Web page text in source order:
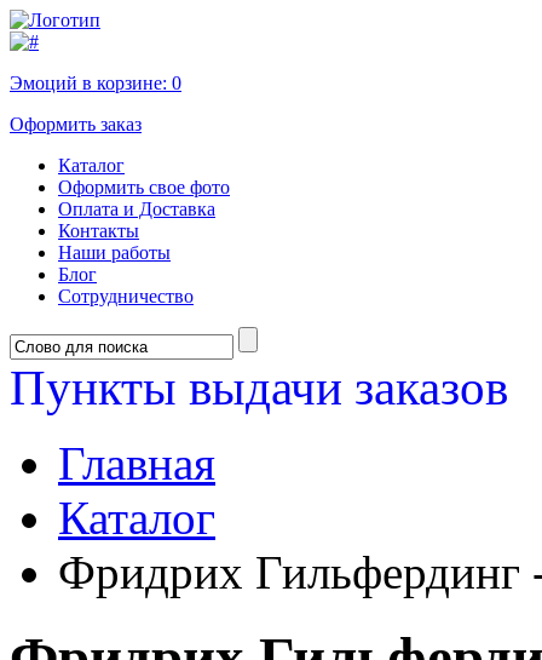
Эмоций в корзине: 0
Оформить заказ
Каталог
Оформить свое фото
Оплата и Доставка
Контакты
Наши работы
Блог
Сотрудничество
Пункты выдачи заказов
Главная
Каталог
Фридрих Гильфердинг